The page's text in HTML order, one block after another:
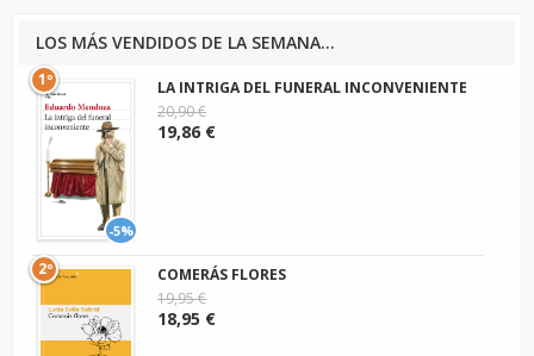
LOS MÁS VENDIDOS DE LA SEMANA...
-5%
1º
LA INTRIGA DEL FUNERAL INCONVENIENTE
20,90 €
19,86 €
2º
COMERÁS FLORES
19,95 €
18,95 €